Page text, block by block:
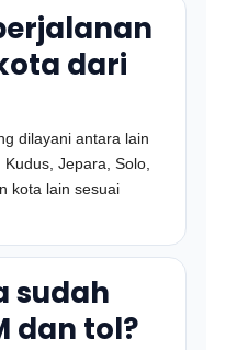
dari
dilayani antara lain
Jepara, Solo,
kota lain sesuai
sudah
dan tol?